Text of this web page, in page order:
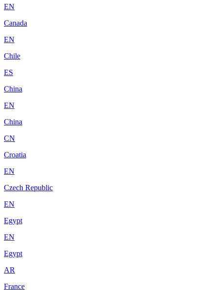
EN
Canada
EN
Chile
ES
China
EN
China
CN
Croatia
EN
Czech Republic
EN
Egypt
EN
Egypt
AR
France